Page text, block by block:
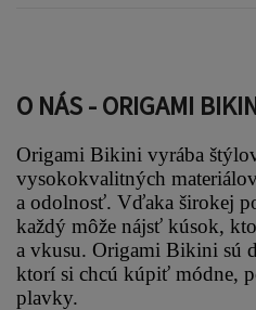
O NÁS - ORIGAMI
Origami Bikini vyrába
vysokokvalitných
a odolnosť. Vďaka širokej
každý môže nájsť kúsok,
a vkusu. Origami Bikini sú
ktorí si chcú kúpiť módne,
plavky.